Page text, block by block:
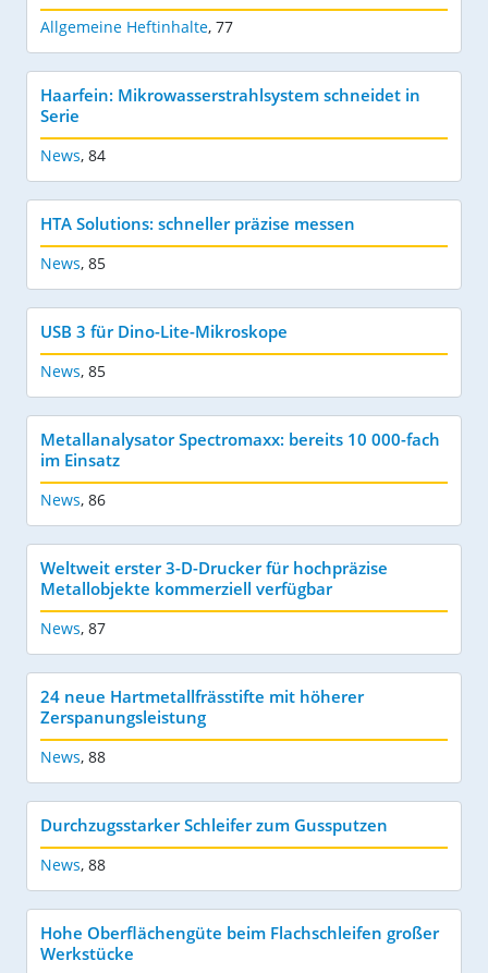
Allgemeine Heftinhalte, 77
Haarfein: Mikrowasserstrahlsystem schneidet in
Serie
News, 84
HTA Solutions: schneller präzise messen
News, 85
USB 3 für Dino-Lite-Mikroskope
News, 85
Metallanalysator Spectromaxx: bereits 10 000-fach
im Einsatz
News, 86
Weltweit erster 3-D-Drucker für hochpräzise
Metallobjekte kommerziell verfügbar
News, 87
24 neue Hartmetallfrässtifte mit höherer
Zerspanungsleistung
News, 88
Durchzugsstarker Schleifer zum Gussputzen
News, 88
Hohe Oberflächengüte beim Flachschleifen großer
Werkstücke